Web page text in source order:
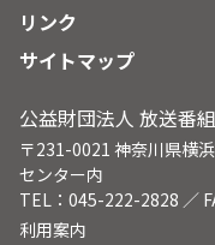
リンク
サイトマップ
公益財団法人 放送番
〒231-0021 神奈川県横
センター内
TEL：045-222-2828 ／
利用案内